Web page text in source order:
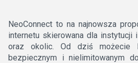
NeoConnect to na najnowsza
internetu skierowana dla instytucji
oraz okolic. Od dziś możecie
bezpiecznym i nielimitowanym